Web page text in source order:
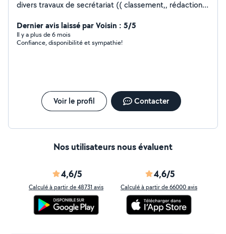
divers travaux de secrétariat (( classement,, rédaction
France...) . D'autres services portage de courses, garde
animaux, ménage, ...N'hésitez pas
Dernier avis laissé par Voisin : 5/5
Il y a plus de 6 mois
Confiance, disponibilité et sympathie!
Voir le profil Contacter
Nos utilisateurs nous évaluent
4,6/5
Calculé à partir de 48731 avis
4,6/5
Calculé à partir de 66000 avis